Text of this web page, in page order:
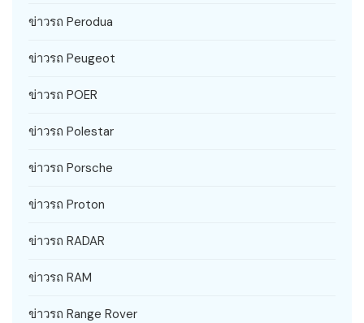
ข่าวรถ Perodua
ข่าวรถ Peugeot
ข่าวรถ POER
ข่าวรถ Polestar
ข่าวรถ Porsche
ข่าวรถ Proton
ข่าวรถ RADAR
ข่าวรถ RAM
ข่าวรถ Range Rover